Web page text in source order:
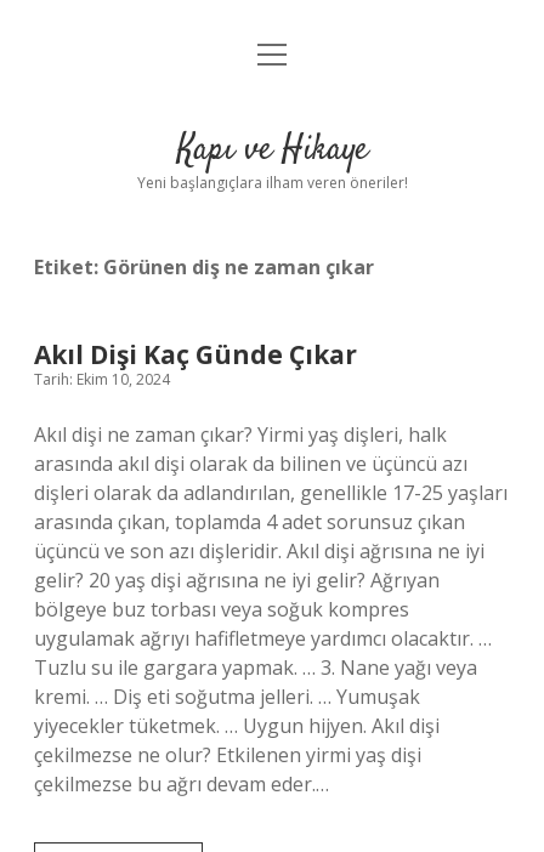
Anasayfa
Yasal Uyarı
menüyü
Kapı ve Hikaye
Yeni başlangıçlara ilham veren öneriler!
Etiket: Görünen diş ne zaman çıkar
Akıl Dişi Kaç Günde Çıkar
Tarih: Ekim 10, 2024
Akıl dişi ne zaman çıkar? Yirmi yaş dişleri, halk
arasında akıl dişi olarak da bilinen ve üçüncü azı
dişleri olarak da adlandırılan, genellikle 17-25 yaşları
arasında çıkan, toplamda 4 adet sorunsuz çıkan
üçüncü ve son azı dişleridir. Akıl dişi ağrısına ne iyi
gelir? 20 yaş dişi ağrısına ne iyi gelir? Ağrıyan
bölgeye buz torbası veya soğuk kompres
uygulamak ağrıyı hafifletmeye yardımcı olacaktır. …
Tuzlu su ile gargara yapmak. … 3. Nane yağı veya
kremi. … Diş eti soğutma jelleri. … Yumuşak
yiyecekler tüketmek. … Uygun hijyen. Akıl dişi
çekilmezse ne olur? Etkilenen yirmi yaş dişi
çekilmezse bu ağrı devam eder.…